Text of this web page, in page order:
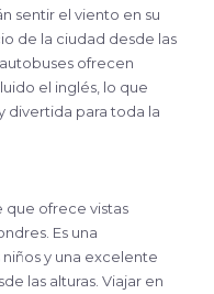
sentir el viento en su
de la ciudad desde las
ofrecen
el inglés, lo que
divertida para toda la
que ofrece vistas
Es una
y una excelente
las alturas. Viajar en